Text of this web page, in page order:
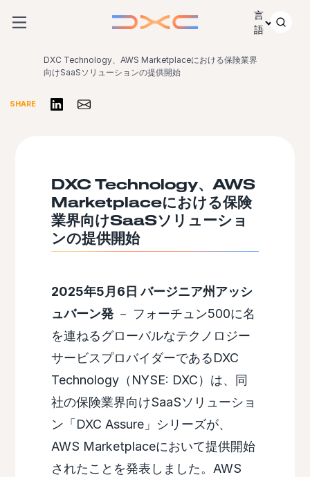
言
語
DXC Technology、AWS Marketplaceにおける保険業界
向けSaaSソリューションの提供開始
SHARE リンクトインで共有する
Share via Email
DXC Technology、AWS
Marketplaceにおける保険
業界向けSaaSソリューショ
ンの提供開始
2025年5月6日 バージニア州アッシ
ュバーン発－ フォーチュン500に名
を連ねるグローバルなテクノロジー
サービスプロバイダーであるDXC
Technology（NYSE: DXC）は、同
社の保険業界向けSaaSソリューショ
ン「DXC Assure」シリーズが、
AWS Marketplaceにおいて提供開始
されたことを発表しました。AWS